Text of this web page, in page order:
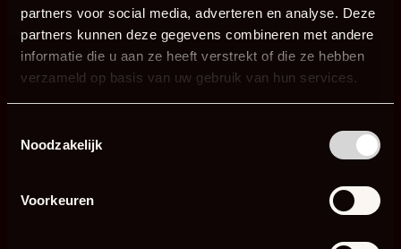
partners voor social media, adverteren en analyse. Deze
partners kunnen deze gegevens combineren met andere
informatie die u aan ze heeft verstrekt of die ze hebben
verzameld op basis van uw gebruik van hun services.
Noodzakelijk
Voorkeuren